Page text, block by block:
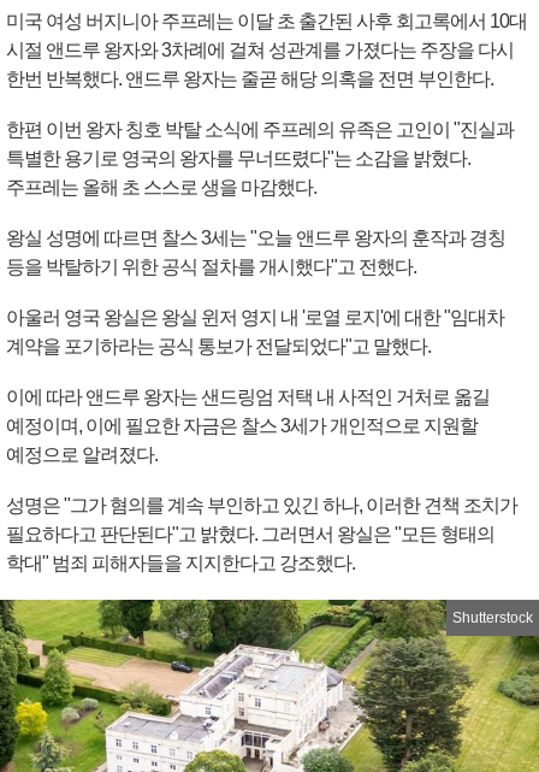
미국 여성 버지니아 주프레는 이달 초 출간된 사후 회고록에서 10대
시절 앤드루 왕자와 3차례에 걸쳐 성관계를 가졌다는 주장을 다시
한번 반복했다. 앤드루 왕자는 줄곧 해당 의혹을 전면 부인한다.
한편 이번 왕자 칭호 박탈 소식에 주프레의 유족은 고인이 "진실과
특별한 용기로 영국의 왕자를 무너뜨렸다"는 소감을 밝혔다.
주프레는 올해 초 스스로 생을 마감했다.
왕실 성명에 따르면 찰스 3세는 "오늘 앤드루 왕자의 훈작과 경칭
등을 박탈하기 위한 공식 절차를 개시했다"고 전했다.
아울러 영국 왕실은 왕실 윈저 영지 내 '로열 로지'에 대한 "임대차
계약을 포기하라는 공식 통보가 전달되었다"고 말했다.
이에 따라 앤드루 왕자는 샌드링엄 저택 내 사적인 거처로 옮길
예정이며, 이에 필요한 자금은 찰스 3세가 개인적으로 지원할
예정으로 알려졌다.
성명은 "그가 혐의를 계속 부인하고 있긴 하나, 이러한 견책 조치가
필요하다고 판단된다"고 밝혔다. 그러면서 왕실은 "모든 형태의
학대" 범죄 피해자들을 지지한다고 강조했다.
Shutterstock